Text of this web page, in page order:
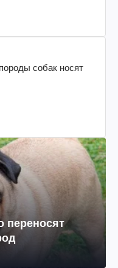
собак носят
переносят